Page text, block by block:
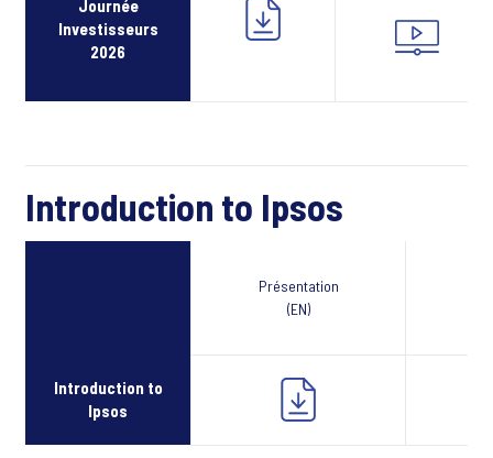
Journée
Investisseurs
2026
Introduction to Ipsos
Présentation
(EN)
Introduction to
Ipsos